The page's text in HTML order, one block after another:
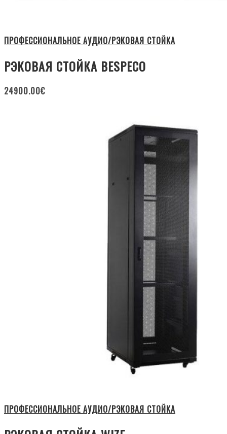
ПРОФЕССИОНАЛЬНОЕ АУДИО/РЭКОВАЯ СТОЙКА
РЭКОВАЯ СТОЙКА BESPECO
24900.00€
ПРОФЕССИОНАЛЬНОЕ АУДИО/РЭКОВАЯ СТОЙКА